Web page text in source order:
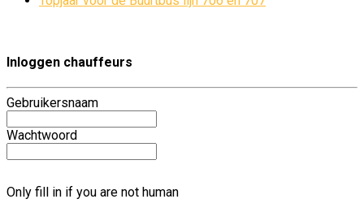
Inloggen chauffeurs
Gebruikersnaam
Wachtwoord
Only fill in if you are not human